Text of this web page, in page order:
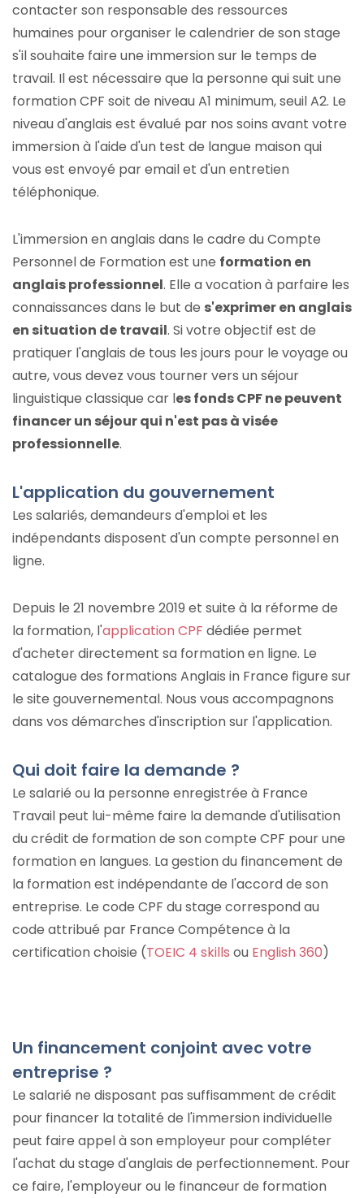
contacter son responsable des ressources
humaines pour organiser le calendrier de son stage
s'il souhaite faire une immersion sur le temps de
travail. Il est nécessaire que la personne qui suit une
formation CPF soit de niveau A1 minimum, seuil A2. Le
niveau d'anglais est évalué par nos soins avant votre
immersion à l'aide d'un test de langue maison qui
vous est envoyé par email et d'un entretien
téléphonique.
L'immersion en anglais dans le cadre du Compte
Personnel de Formation est une formation en
anglais professionnel. Elle a vocation à parfaire les
connaissances dans le but de s'exprimer en anglais
en situation de travail. Si votre objectif est de
pratiquer l'anglais de tous les jours pour le voyage ou
autre, vous devez vous tourner vers un séjour
linguistique classique car les fonds CPF ne peuvent
financer un séjour qui n'est pas à visée
professionnelle.
L'application du gouvernement
Les salariés, demandeurs d'emploi et les
indépendants disposent d'un compte personnel en
ligne.
Depuis le 21 novembre 2019 et suite à la réforme de
la formation, l'application CPF dédiée permet
d'acheter directement sa formation en ligne. Le
catalogue des formations Anglais in France figure sur
le site gouvernemental. Nous vous accompagnons
dans vos démarches d'inscription sur l'application.
Qui doit faire la demande ?
Le salarié ou la personne enregistrée à France
Travail peut lui-même faire la demande d'utilisation
du crédit de formation de son compte CPF pour une
formation en langues. La gestion du financement de
la formation est indépendante de l'accord de son
entreprise. Le code CPF du stage correspond au
code attribué par France Compétence à la
certification choisie (TOEIC 4 skills ou English 360)
Un financement conjoint avec votre
entreprise ?
Le salarié ne disposant pas suffisamment de crédit
pour financer la totalité de l'immersion individuelle
peut faire appel à son employeur pour compléter
l'achat du stage d'anglais de perfectionnement. Pour
ce faire, l'employeur ou le financeur de formation